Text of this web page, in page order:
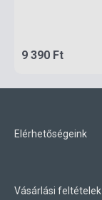
9 390 Ft
Elérhetőségeink
Vásárlási feltételek